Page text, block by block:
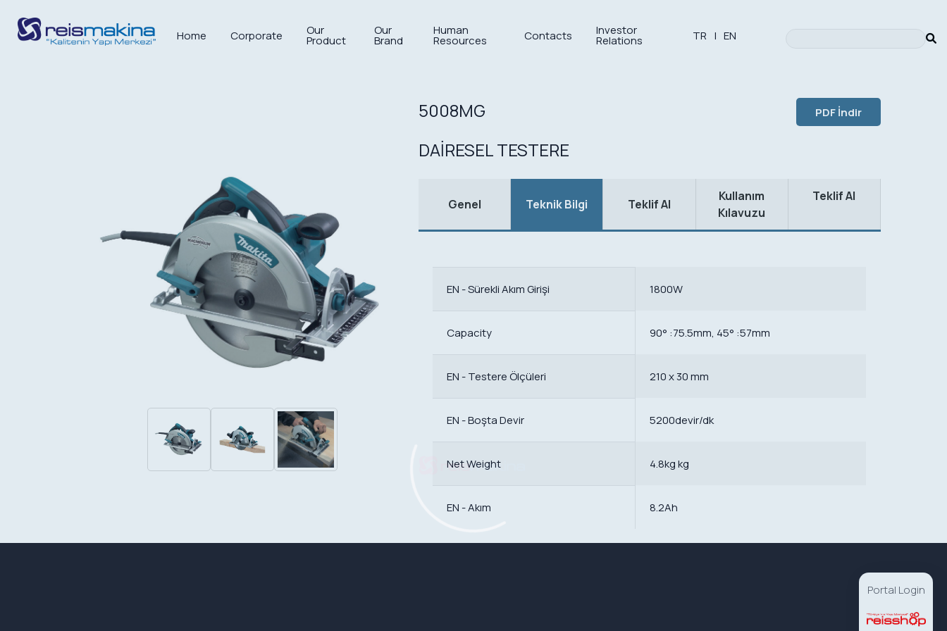
Home Corporate Our
Product
Our
Brand
Human
Resources Contacts Investor
Relations TR | EN
Anasayfa
5008MG
DAİRESEL TESTERE
PDF İndir
Genel Teknik Bilgi Teklif Al
Kullanım
Kılavuzu
Teklif Al
EN - Sürekli Akım Girişi 1800W
Capacity 90° :75.5mm, 45° :57mm
EN - Testere Ölçüleri 210 x 30 mm
EN - Boşta Devir 5200devir/dk
Net Weight 4.8kg kg
EN - Akım 8.2Ah
Portal Login